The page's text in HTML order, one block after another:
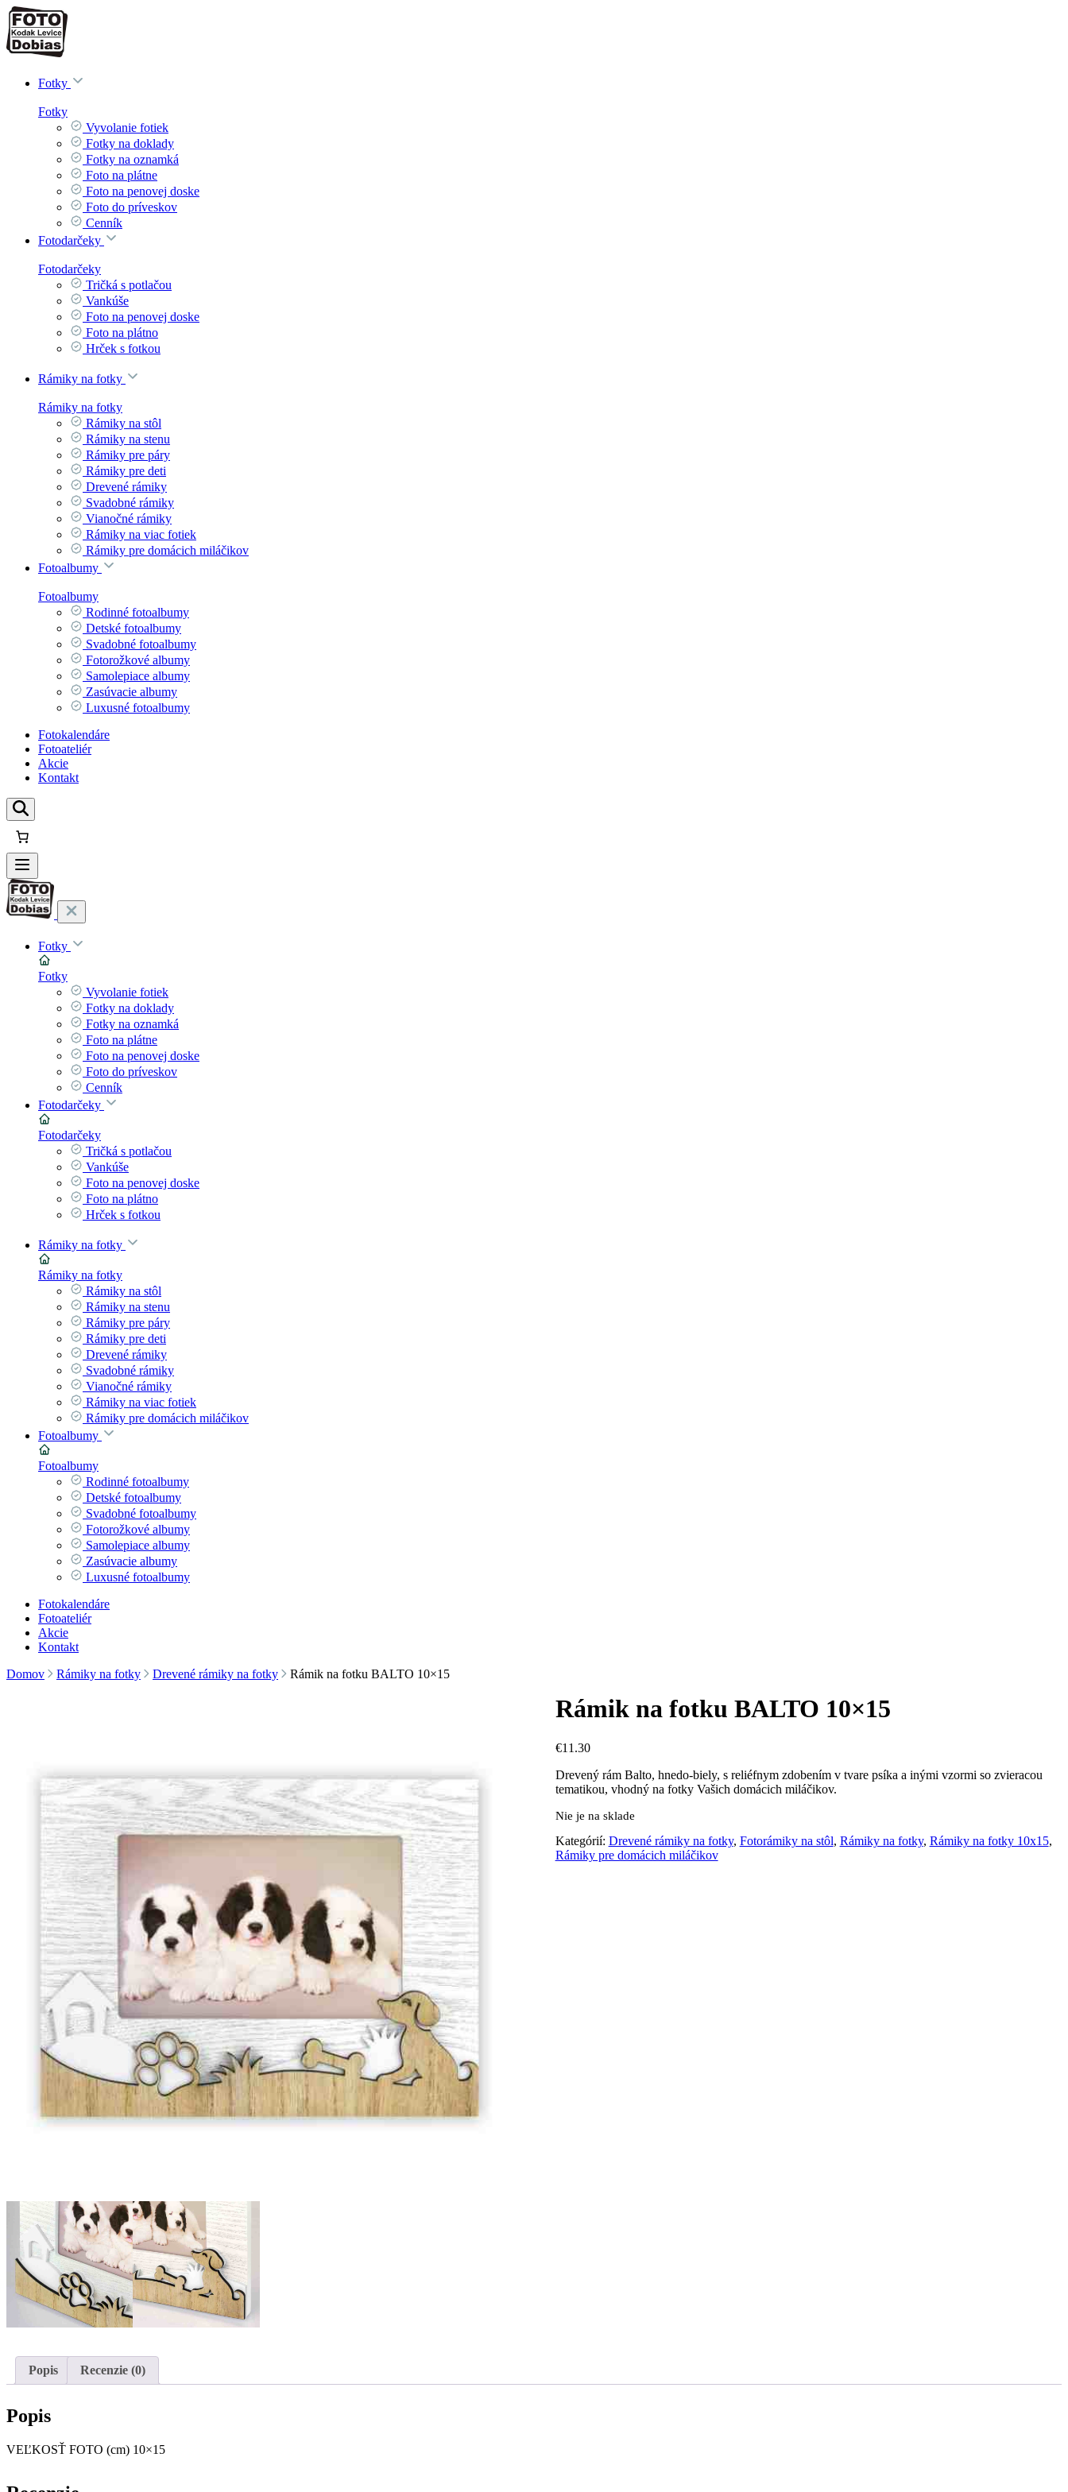
Fotky
Fotky
Vyvolanie fotiek
Fotky na doklady
Fotky na oznamká
Foto na plátne
Foto na penovej doske
Foto do príveskov
Cenník
Fotodarčeky
Fotodarčeky
Tričká s potlačou
Vankúše
Foto na penovej doske
Foto na plátno
Hrček s fotkou
Rámiky na fotky
Rámiky na fotky
Rámiky na stôl
Rámiky na stenu
Rámiky pre páry
Rámiky pre deti
Drevené rámiky
Svadobné rámiky
Vianočné rámiky
Rámiky na viac fotiek
Rámiky pre domácich miláčikov
Fotoalbumy
Fotoalbumy
Rodinné fotoalbumy
Detské fotoalbumy
Svadobné fotoalbumy
Fotorožkové albumy
Samolepiace albumy
Zasúvacie albumy
Luxusné fotoalbumy
Fotokalendáre
Fotoateliér
Akcie
Kontakt
Fotky
Fotky
Vyvolanie fotiek
Fotky na doklady
Fotky na oznamká
Foto na plátne
Foto na penovej doske
Foto do príveskov
Cenník
Fotodarčeky
Fotodarčeky
Tričká s potlačou
Vankúše
Foto na penovej doske
Foto na plátno
Hrček s fotkou
Rámiky na fotky
Rámiky na fotky
Rámiky na stôl
Rámiky na stenu
Rámiky pre páry
Rámiky pre deti
Drevené rámiky
Svadobné rámiky
Vianočné rámiky
Rámiky na viac fotiek
Rámiky pre domácich miláčikov
Fotoalbumy
Fotoalbumy
Rodinné fotoalbumy
Detské fotoalbumy
Svadobné fotoalbumy
Fotorožkové albumy
Samolepiace albumy
Zasúvacie albumy
Luxusné fotoalbumy
Fotokalendáre
Fotoateliér
Akcie
Kontakt
Domov
Rámiky na fotky Drevené rámiky na fotky Rámik na fotku BALTO 10×15
Rámik na fotku BALTO 10×15
€11.30
Drevený rám Balto, hnedo-biely, s reliéfnym zdobením v tvare psíka a inými vzormi so zvieracou
tematikou, vhodný na fotky Vašich domácich miláčikov.
Nie je na sklade
Kategórií: Drevené rámiky na fotky, Fotorámiky na stôl, Rámiky na fotky, Rámiky na fotky 10x15,
Rámiky pre domácich miláčikov
Popis Recenzie (0)
Popis
VEĽKOSŤ FOTO (cm) 10×15